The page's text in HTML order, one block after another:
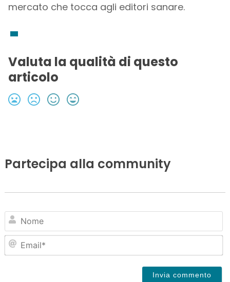
mercato che tocca agli editori sanare.
Valuta la qualità di questo
articolo
Partecipa alla community